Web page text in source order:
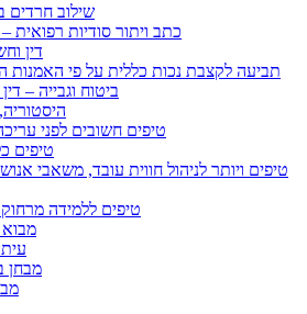
שילוב חרדים
כתב ויתור סודיות רפואית –
דין
תביעה לקצבת נכות כללית על פי האמנות
ביטוח וגבייה – דין
7 טיפים חשובים לפני
טיפים
21 טיפים ללמידה
מבוא
מבחן